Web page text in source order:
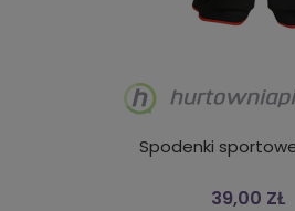
Spodenki
39,00 ZŁ